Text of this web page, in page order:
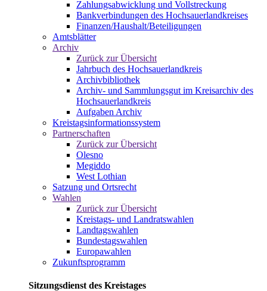
Zahlungsabwicklung und Vollstreckung
Bankverbindungen des Hochsauerlandkreises
Finanzen/Haushalt/Beteiligungen
Amtsblätter
Archiv
Zurück zur Übersicht
Jahrbuch des Hochsauerlandkreis
Archivbibliothek
Archiv- und Sammlungsgut im Kreisarchiv des
Hochsauerlandkreis
Aufgaben Archiv
Kreistagsinformationssystem
Partnerschaften
Zurück zur Übersicht
Olesno
Megiddo
West Lothian
Satzung und Ortsrecht
Wahlen
Zurück zur Übersicht
Kreistags- und Landratswahlen
Landtagswahlen
Bundestagswahlen
Europawahlen
Zukunftsprogramm
Sitzungsdienst des Kreistages